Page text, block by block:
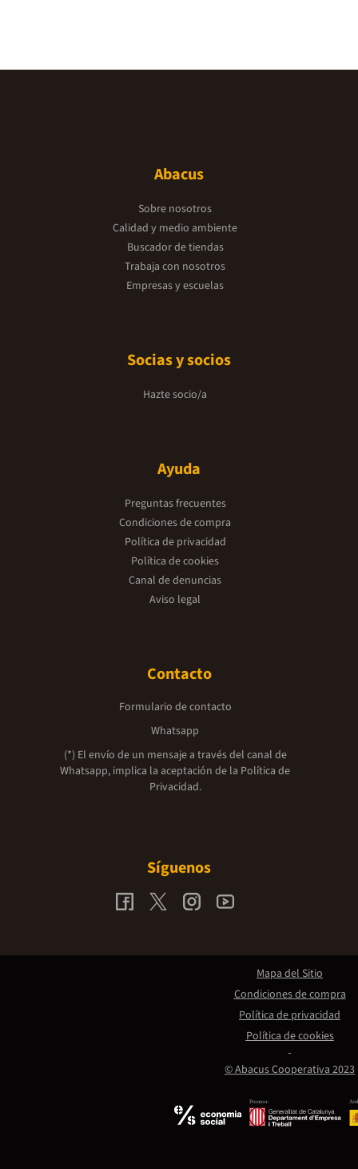
Abacus
Sobre nosotros
Calidad y medio ambiente
Buscador de tiendas
Trabaja con nosotros
Empresas y escuelas
Socias y socios
Hazte socio/a
Ayuda
Preguntas frecuentes
Condiciones de compra
Política de privacidad
Política de cookies
Canal de denuncias
Aviso legal
Contacto
Formulario de contacto
Whatsapp
(*) El envío de un mensaje a través del canal de
Whatsapp, implica la aceptación de la Política de
Privacidad.
Síguenos
Promou:
© Abacus Cooperativa 2023
Mapa del Sitio
Condiciones de compra
Política de privacidad
Política de cookies